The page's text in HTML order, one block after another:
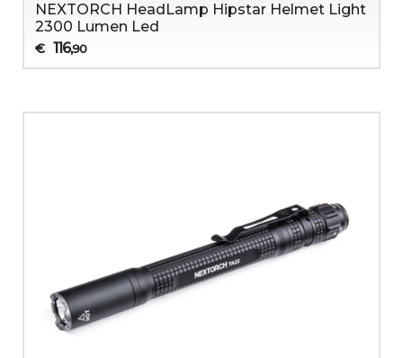
NEXTORCH HeadLamp Hipstar Helmet Light
2300 Lumen Led
€ 116,90